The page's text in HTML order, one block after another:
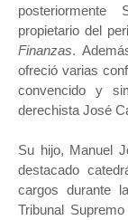
posteriormente
propietario del
Finanzas.
ofreció varias
convencido y
derechista José
Su hijo, Manuel
destacado
cargos durante
Tribunal